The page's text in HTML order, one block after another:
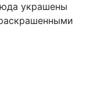
украшены